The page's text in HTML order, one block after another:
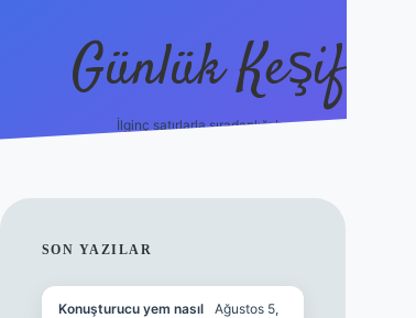
Günlük Keşif
İlginç satırlarla sıradanlığı boz.
SIDEBAR
SON YAZILAR
Konuşturucu yem nasıl
Ağustos 5,
tulipbet giriş